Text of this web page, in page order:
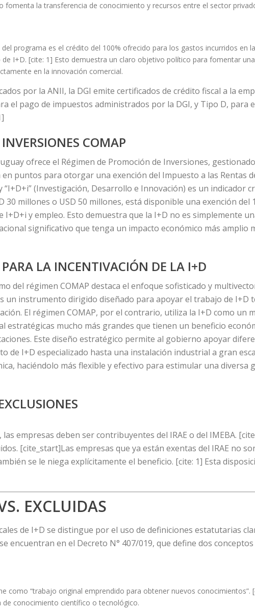
fomenta la transferencia de conocimiento y recursos entre el sector
programa es el crédito del 100% ofrecido para los gastos incurridos en
I+D. [cite: 1] Esto demuestra un claro objetivo político para fomentar
en la innovación comercial.
por la ANII, la DGI emite certificados de crédito fiscal a la
el pago de impuestos administrados por la DGI, y Tipo D, para
COMAP
ofrece el Régimen de Promoción de Inversiones,
puntos para otorgar una exención del Impuesto a las Rentas
(Investigación, Desarrollo e Innovación) es un indicador
millones o USD 50 millones, está disponible una exención del
y empleo. Esto demuestra que la I+D no es simplemente
significativo que tenga un impacto económico más amplio
LA INCENTIVACIÓN DE LA I+D
del régimen COMAP destaca el enfoque sofisticado y
un instrumento dirigido diseñado para apoyar el trabajo de I+D
El régimen COMAP, por el contrario, utiliza la I+D como un
mucho más grandes que tienen un beneficio
Este diseño estratégico permite al gobierno apoyar
de I+D especializado hasta una instalación industrial a gran
haciéndolo más flexible y efectivo para estimular una diversa
empresas deben ser contribuyentes del IRAE o del IMEBA.
[cite_start]Las empresas que ya están exentas del IRAE no
se le niega explícitamente el beneficio. [cite: 1] Esta
EXCLUIDAS
de I+D se distingue por el uso de definiciones estatutarias
encuentran en el Decreto N° 407/019, que define dos conceptos
como “trabajo original emprendido para obtener nuevos conocimientos”.
de conocimiento científico o tecnológico.